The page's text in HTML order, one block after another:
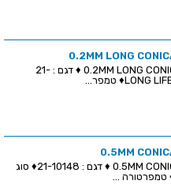
ראש למלחם - 0.2MM LONG CONICAL ♦ דגם : 21-
ראש למלחם - 0.5MM CONICAL ♦ דגם : 21-10148♦ סוג